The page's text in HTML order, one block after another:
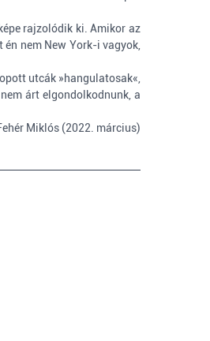
rajzolódik ki. Amikor az
nem New York-i vagyok,
utcák »hangulatosak«,
árt elgondolkodnunk, a
Miklós (2022. március)